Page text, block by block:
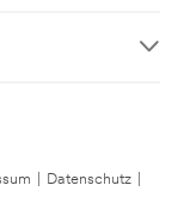
Datenschutz